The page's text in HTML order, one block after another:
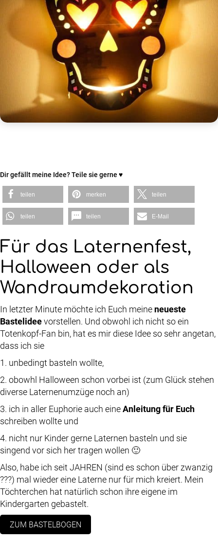
Dir gefällt meine Idee? Teile sie gerne ♥
teilen merken teilen
teilen teilen E-Mail
Für das Laternenfest,
Halloween oder als
Wandraumdekoration
In letzter Minute möchte ich Euch meine neueste
Bastelideevorstellen. Und obwohl ich nicht so ein
Totenkopf-Fan bin, hat es mir diese Idee so sehr angetan,
dass ich sie
1. unbedingt basteln wollte,
2. obowhl Halloween schon vorbei ist (zum Glück stehen
diverse Laternenumzüge noch an)
3. ich in aller Euphorie auch eineAnleitung für Euch
schreiben wollte und
4. nicht nur Kinder gerne Laternen basteln und sie
singend vor sich her tragen wollen 🙂
Also, habe ich seit JAHREN (sind es schon über zwanzig
???) mal wieder eine Laterne nur für mich kreiert. Mein
Töchterchen hat natürlich schon ihre eigene im
Kindergarten gebastelt.
ZUM BASTELBOGEN